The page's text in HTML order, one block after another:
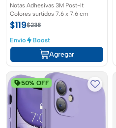
Notas Adhesivas 3M Post-It
Colores surtidos 7.6 x 7.6 cm
$119$238
Envío Boost
Agregar
50% OFF